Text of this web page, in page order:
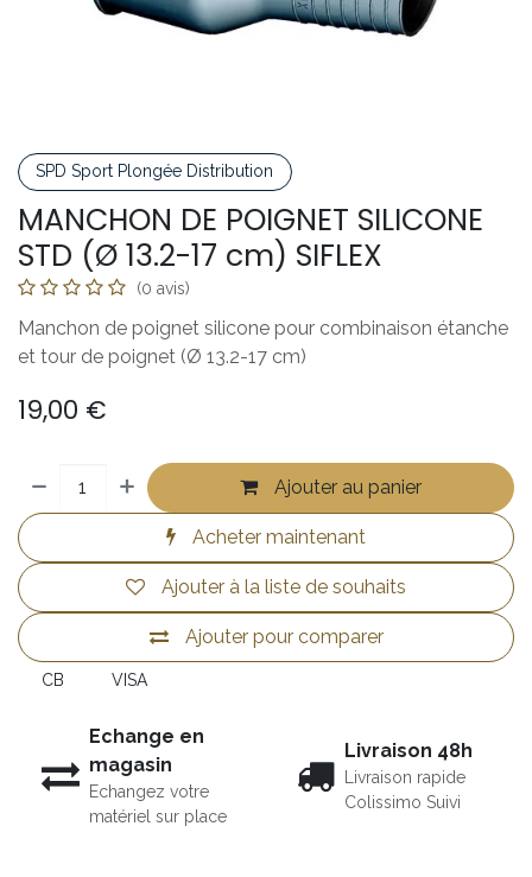
SPD Sport Plongée Distribution
MANCHON DE POIGNET SILICONE
STD (Ø 13.2-17 cm) SIFLEX
(0 avis)
Manchon de poignet silicone pour combinaison étanche
et tour de poignet (Ø 13.2-17 cm)
19,00 €
Ajouter au panier
Acheter maintenant
Ajouter pour comparer
Ajouter à la liste de souhaits
CB VISA
Echange en
magasin
Echangez votre
matériel sur place
Livraison 48h
Livraison rapide
Colissimo Suivi